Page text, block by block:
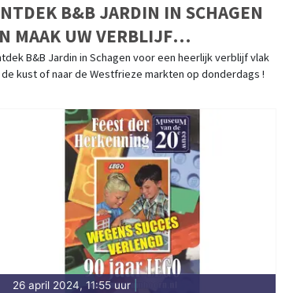
B&B JARDIN IN SCHAGEN
MAAK UW VERBLIJF
B&B Jardin in Schagen voor een heerlijk verblijf vlak
kust of naar de Westfrieze markten op donderdags !
26 april 2024, 11:55 uur|